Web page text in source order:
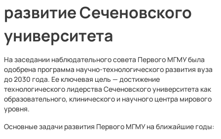
развитие Сеченовского
университета
На заседании наблюдательного совета Первого МГМУ была
одобрена программа научно-технологического развития вуза
до 2030 года. Ее ключевая цель — достижение
технологического лидерства Сеченовского университета как
образо­вательного, клинического и научного центра мирового
уровня.
Основные задачи развития Первого МГМУ на ближайшие годы: